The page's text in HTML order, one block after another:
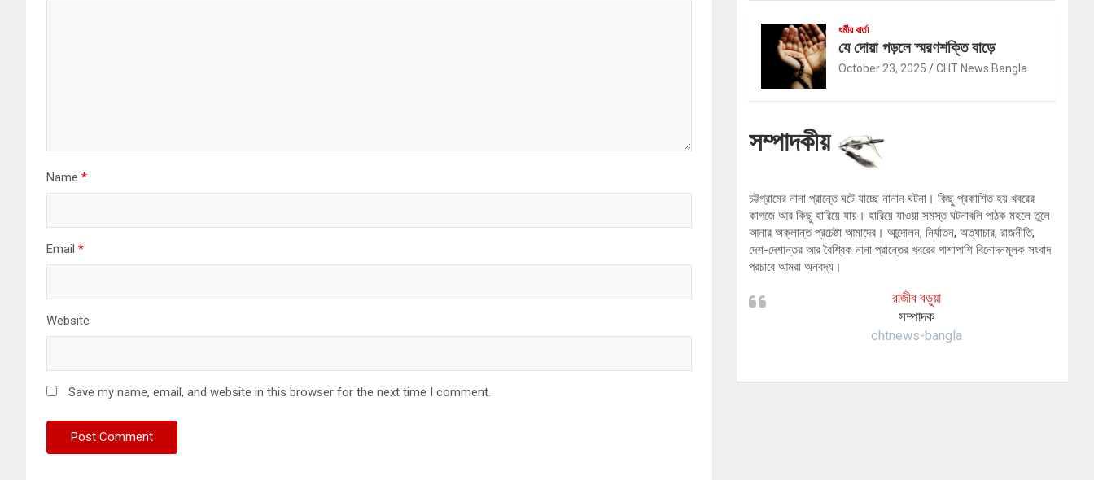
Name *
Email *
Website
Save my name, email, and website in this browser for the next time I comment.
ধর্মীয় বার্তা
যে দোয়া পড়লে স্মরণশক্তি বাড়ে
October 23, 2025 CHT News Bangla
সম্পাদকীয়
চট্টগ্রামের নানা প্রান্তে ঘটে যাচ্ছে নানান ঘটনা। কিছু প্রকাশিত হয় খবরের
কাগজে আর কিছু হারিয়ে যায়। হারিয়ে যাওয়া সমস্ত ঘটনাবলি পাঠক মহলে তুলে
আনার অক্লান্ত প্রচেষ্টা আমাদের। আন্দোলন, নির্যাতন, অত্যাচার, রাজনীতি,
দেশ-দেশান্তর আর বৈশ্বিক নানা প্রান্তের খবরের পাশাপাশি বিনোদনমূলক সংবাদ
প্রচারে আমরা অনবদ্য।
রাজীব বড়ুয়া
সম্পাদক
chtnews-bangla